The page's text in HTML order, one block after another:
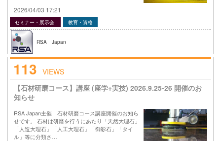
2026/04/03 17:21
セミナー・展示会 教育・資格
RSA Japan
113 VIEWS
【石材研磨コース】講座 (座学+実技) 2026.9.25-26 開催のお
知らせ
RSA Japan主催 石材研磨コース講座開催のお知ら
せです。 石材は研磨を行うにあたり「天然大理石」
「人造大理石」「人工大理石」「御影石」「タイ
ル」等に分類さ…